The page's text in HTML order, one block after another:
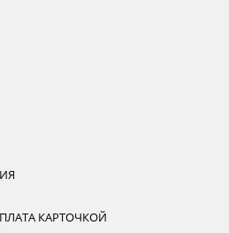
КАРТОЧКОЙ